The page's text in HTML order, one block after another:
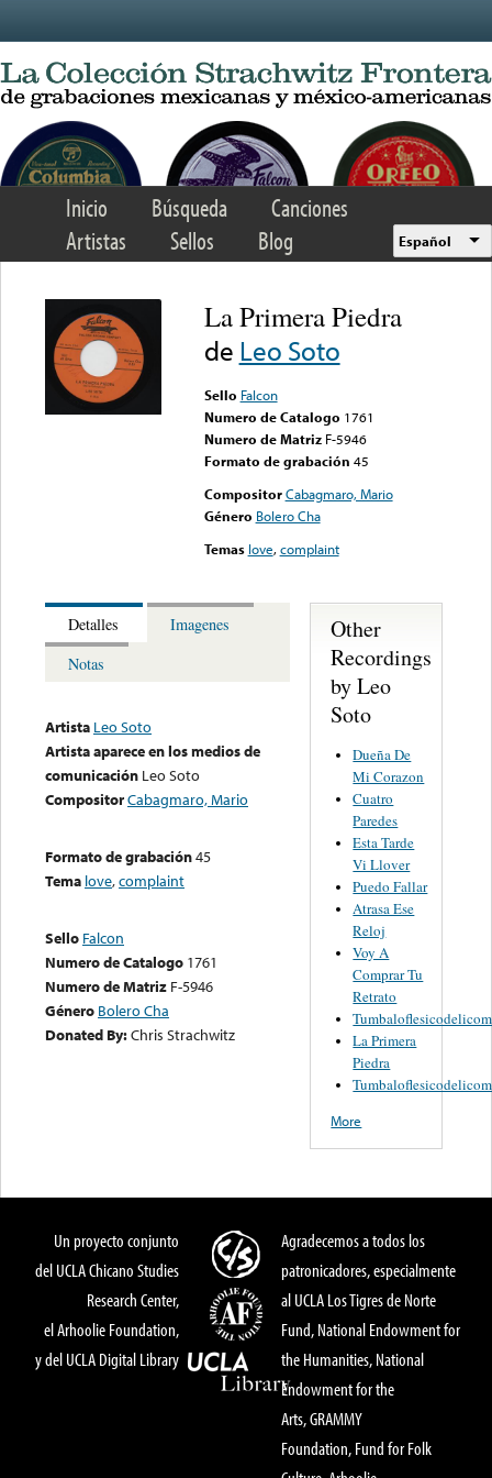
Inicio Búsqueda
Canciones
Artistas
Sellos Blog Español
La Primera Piedra
de Leo Soto
Sello Falcon
Numero de Catalogo 1761
Numero de Matriz F-5946
Formato de grabación 45
Compositor Cabagmaro, Mario
Género Bolero Cha
Temas love,complaint
Detalles
Imagenes
Notas
Artista Leo Soto
Artista aparece en los medios de
comunicación Leo Soto
CompositorCabagmaro, Mario
Formato de grabación45
Tema love,complaint
Sello Falcon
Numero de Catalogo 1761
Numero de Matriz F-5946
Género Bolero Cha
Donated By:Chris Strachwitz
Other
Recordings
by Leo
Soto
Dueña De
Mi Corazon
Cuatro
Paredes
Esta Tarde
Vi Llover
Puedo Fallar
Atrasa Ese
Reloj
Voy A
Comprar Tu
Retrato
La Primera
Piedra
More
Un proyecto conjunto
del UCLA Chicano Studies
Research Center,
el Arhoolie Foundation,
y del UCLA Digital Library
Agradecemos a todos los
patronicadores, especialmente
al UCLA Los Tigres de Norte
Fund, National Endowment for
the Humanities, National
Endowment for the
Arts, GRAMMY
Foundation, Fund for Folk